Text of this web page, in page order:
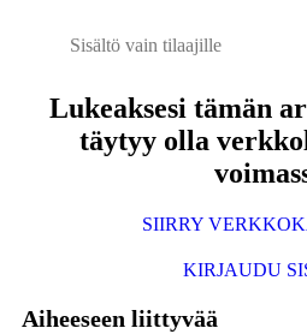
Sisältö vain tilaajille
Lukeaksesi tämän
täytyy olla
SIIRRY
KIRJAUDU
Aiheeseen liittyvää